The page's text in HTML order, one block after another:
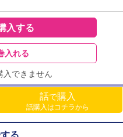
入する
入れる
入できません
話で購入
話購入はコチラから